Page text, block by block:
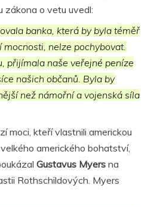
zákona o vetu uvedl:
banka, která by byla téměř
nelze pochybovat.
přijímala naše veřejné peníze
našich občanů. Byla by
než námořní a vojenská síla
moci, kteří vlastnili americkou
amerického bohatství,
Gustavus Myers na
Rothschildových. Myers